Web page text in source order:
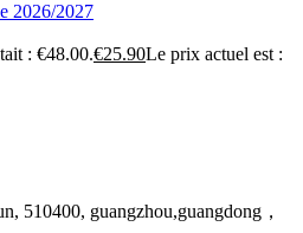
2026/2027
: €48.00.€25.90Le prix actuel est :
510400, guangzhou,guangdong，